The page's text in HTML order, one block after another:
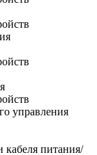
управления
кабеля питания/